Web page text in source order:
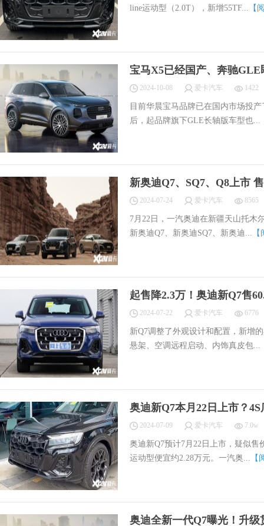
line运动型（2.0T），新增55TF... 【
宝马X5已经国产、奔驰
2024-10-08 爱卡汽车 1422
目前华晨宝马品牌已在国内市场投
后，起品牌旗下GLE长轴版车型也...
新奥迪Q7、SQ7、Q8上市
启程2024-07-24 爱卡汽车 8565
7月22日，一汽奥迪在新疆天山托木
新奥迪Q7、新奥迪SQ7、新奥迪...
起售降2.3万！奥迪新Q7售
2024-07-22 爱卡汽车 6776
新Q7调整了外观设计和配置，新增
悬架、空调远程启动、内饰真皮包...
奥迪新Q7本月22日上市？
2024-07-09 爱卡汽车 7.0w
奥迪新Q7预计7月22日上市，疑似售
运动型便宜约2.28万元。一汽奥... 【
奥迪全新一代Q7曝光！升